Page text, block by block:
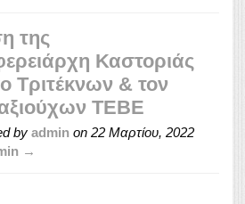
της
Καστοριάς
Τριτέκνων & τον
ΤΕΒΕ
by admin on 22 Μαρτίου, 2022
→